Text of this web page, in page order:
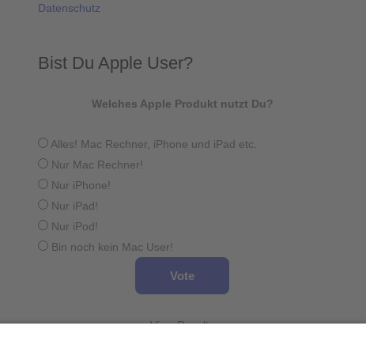
Datenschutz
Bist Du Apple User?
Welches Apple Produkt nutzt Du?
Alles! Mac Rechner, iPhone und iPad etc.
Nur Mac Rechner!
Nur iPhone!
Nur iPad!
Nur iPod!
Bin noch kein Mac User!
View Results